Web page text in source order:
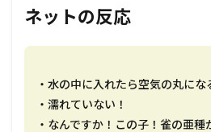
ネットの反応
・水の中に入れたら空気の丸にな
・濡れていない！
・なんですか！この子！雀の亜種